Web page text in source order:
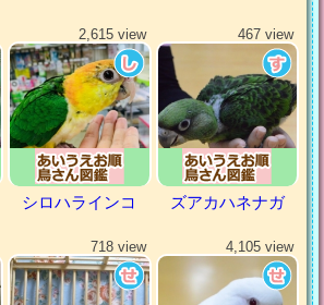
2,615 view
シロハラインコ
467 view
ズアカハネナガ
718 view 4,105 view